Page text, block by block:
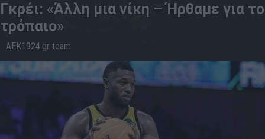
00:19
Γκρέι: «Άλλη μια νίκη – Ήρθαμε για το
τρόπαιο»
AEK1924.gr team